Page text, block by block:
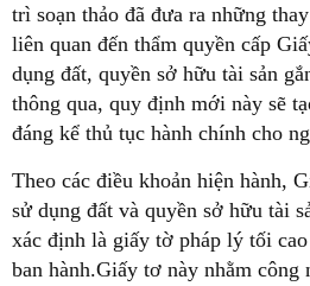
trì soạn thảo đã đưa ra những
liên quan đến thẩm quyền cấp
dụng đất, quyền sở hữu tài sản
thông qua, quy định mới này sẽ
đáng kể thủ tục hành chính cho
Theo các điều khoản hiện hành,
sử dụng đất và quyền sở hữu tài
xác định là giấy tờ pháp lý tối
ban hành.Giấy tơ này nhằm công